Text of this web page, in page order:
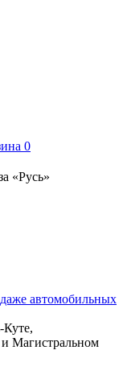
0
«Русь»
Куте,
и Магистральном